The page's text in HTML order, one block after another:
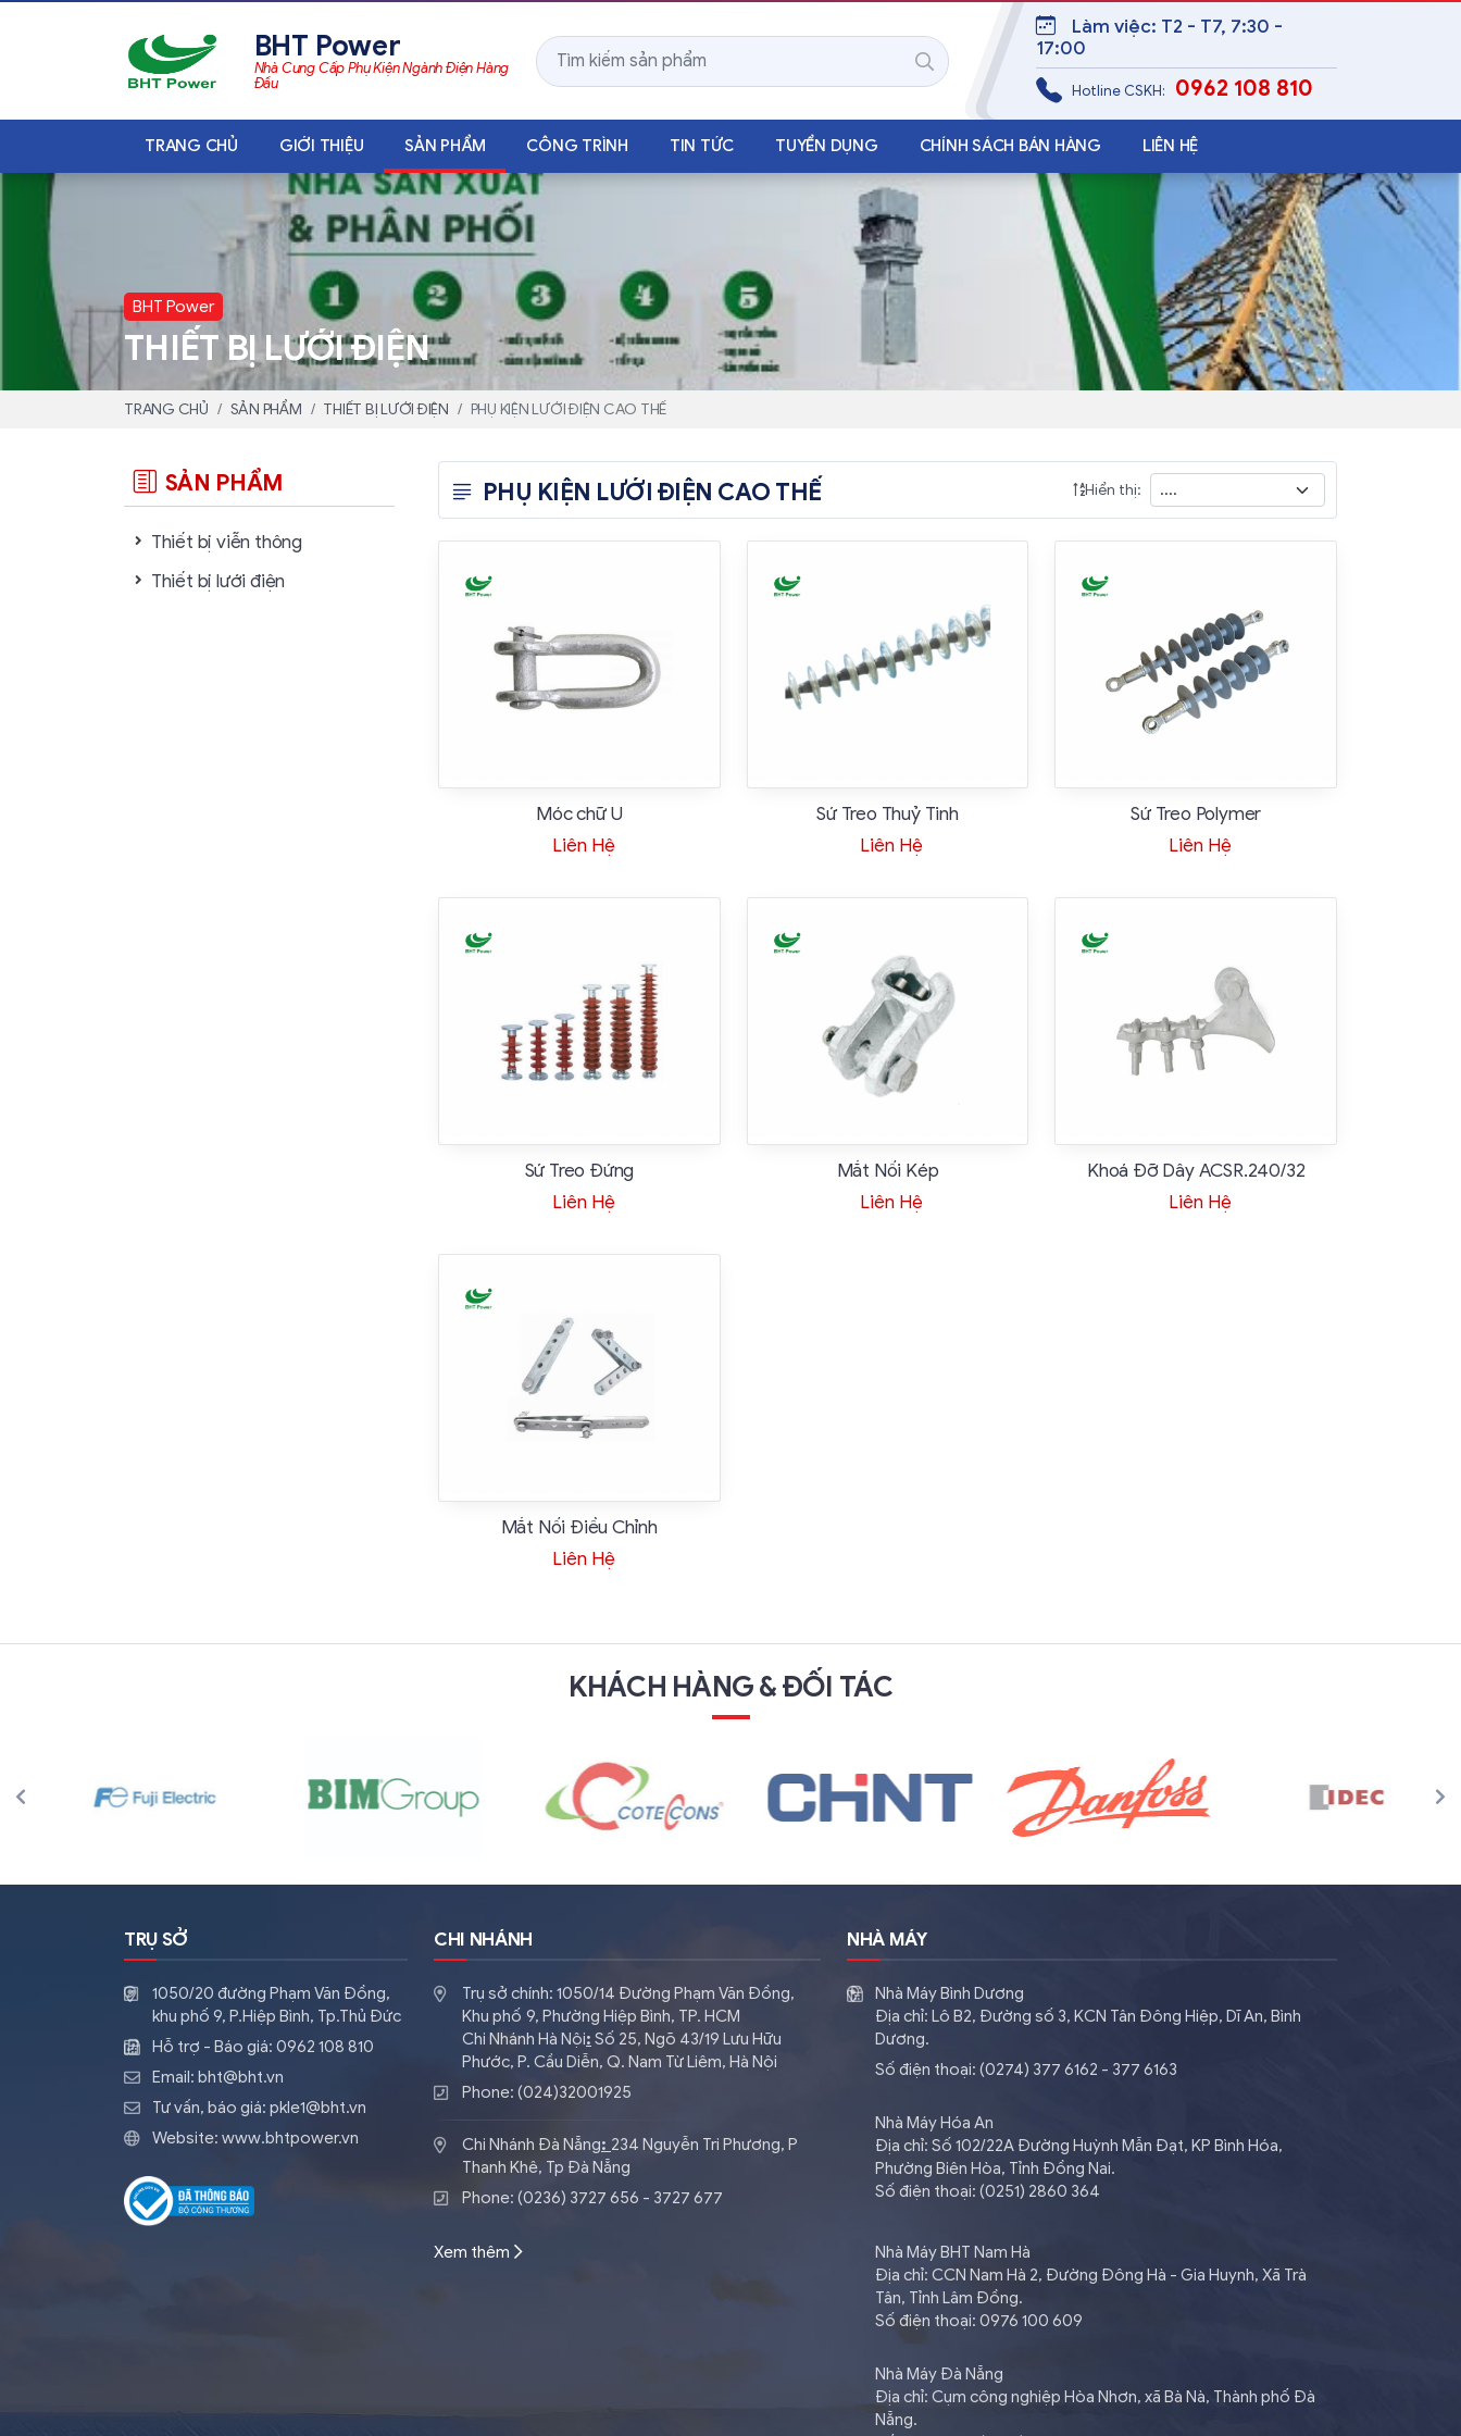
BHT Power
Nhà Cung Cấp Phụ Kiện Ngành Điện Hàng
Đầu
Làm việc: T2 - T7, 7:30 -
17:00
Hotline CSKH: 0962 108 810
TRANG CHỦ GIỚI THIỆU SẢN PHẨM CÔNG TRÌNH TIN TỨC TUYỂN DỤNG CHÍNH SÁCH BÁN HÀNG LIÊN HỆ
BHT Power
THIẾT BỊ LƯỚI ĐIỆN
TRANG CHỦ SẢN PHẨM THIẾT BỊ LƯỚI ĐIỆN PHỤ KIỆN LƯỚI ĐIỆN CAO THẾ
PHỤ KIỆN LƯỚI ĐIỆN CAO THẾ Hiển thị:
Móc chữ U
Liên Hệ
Sứ Treo Thuỷ Tinh
Liên Hệ
Sứ Treo Polymer
Liên Hệ
Sứ Treo Đứng
Liên Hệ
Mắt Nối Kép
Liên Hệ
Khoá Đỡ Dây ACSR.240/32
Liên Hệ
Mắt Nối Điều Chỉnh
Liên Hệ
SẢN PHẨM
Thiết bị viễn thông
Thiết bị lưới điện
KHÁCH HÀNG & ĐỐI TÁC
TRỤ SỞ
1050/20 đường Phạm Văn Đồng,
khu phố 9, P.Hiệp Bình, Tp.Thủ Đức
Hỗ trợ - Báo giá: 0962 108 810
Email: bht@bht.vn
Tư vấn, báo giá: pkle1@bht.vn
Website: www.bhtpower.vn
CHI NHÁNH
Trụ sở chính: 1050/14 Đường Phạm Văn Đồng,
Khu phố 9, Phường Hiệp Bình, TP. HCM
Chi Nhánh Hà Nội: ​Số 25, Ngõ 43/19 Lưu Hữu
Phước, P. Cầu Diễn, Q. Nam Từ Liêm, Hà Nội
Phone: (024)32001925
Chi Nhánh Đà Nẵng: 234 Nguyễn Tri Phương, P
Thanh Khê, Tp Đà Nẵng
Phone: (0236) 3727 656 - 3727 677
Xem thêm
NHÀ MÁY
Nhà Máy Bình Dương
Địa chỉ: Lô B2, Đường số 3, KCN Tân Đông Hiệp, Dĩ An, Bình
Dương.
Số điện thoại: (0274) 377 6162 - 377 6163
Nhà Máy Hóa An
Địa chỉ: Số 102/22A Đường Huỳnh Mẫn Đạt, KP Bình Hóa,
Phường Biên Hòa, Tỉnh Đồng Nai.
Số điện thoại: (0251) 2860 364
Nhà Máy BHT Nam Hà
Địa chỉ: CCN Nam Hà 2, Đường Đông Hà - Gia Huynh, Xã Trà
Tân, Tỉnh Lâm Đồng.
Số điện thoại: 0976 100 609
Nhà Máy Đà Nẵng
Địa chỉ: Cụm công nghiệp Hòa Nhơn, xã Bà Nà, Thành phố Đà
Nẵng.